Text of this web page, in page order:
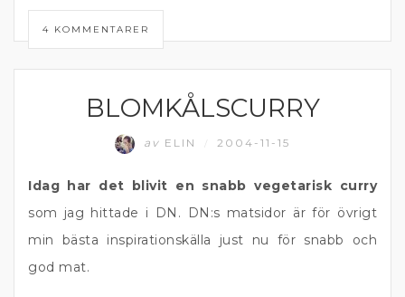
4 KOMMENTARER
VEGETARISK MIDDAG
BLOMKÅLSCURRY
av ELIN 2004-11-15
Idag har det blivit en snabb vegetarisk curry
som jag hittade i DN. DN:s matsidor är för övrigt
min bästa inspirationskälla just nu för snabb och
god mat.